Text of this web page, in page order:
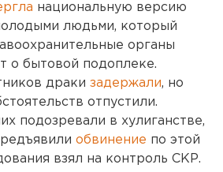
национальную версию
людьми, который
органы
о бытовой подоплеке.
драки задержали, но
отпустили.
подозревали в хулиганстве,
обвинение по этой
взял на контроль СКР.